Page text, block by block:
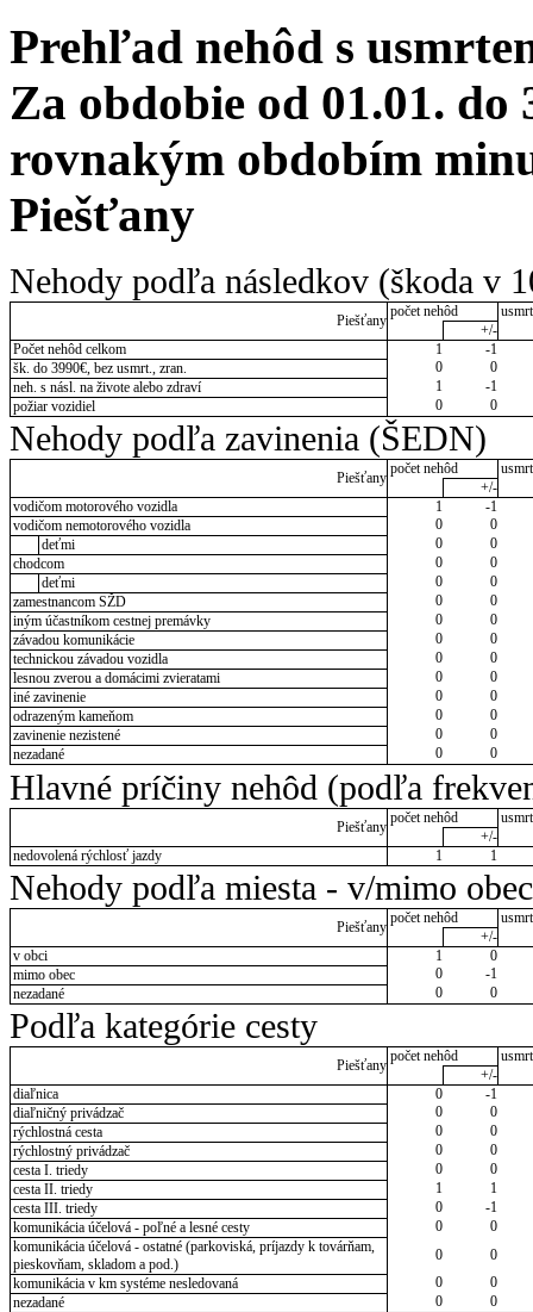
Prehľad nehôd s
Za obdobie od 01.01. do
rovnakým obdobím
Piešťany
Nehody podľa následkov (škoda v
Piešťany
počet nehôd
+/-
Počet nehôd celkom
1
-1
šk. do 3990€, bez usmrt., zran.
0
0
neh. s násl. na živote alebo zdraví
1
-1
požiar vozidiel
0 0
Nehody podľa zavinenia (ŠEDN)
Piešťany
počet nehôd
+/-
vodičom motorového vozidla
1
-1
vodičom nemotorového vozidla
0
0
deťmi
0
0
chodcom
0
0
deťmi
0
0
zamestnancom SŽD
0
0
iným účastníkom cestnej premávky
0
0
závadou komunikácie
0
0
technickou závadou vozidla
0
0
lesnou zverou a domácimi zvieratami
0
0
iné zavinenie
0
0
odrazeným kameňom
0
0
zavinenie nezistené
0
0
nezadané
0 0
Hlavné príčiny nehôd (podľa
Piešťany
počet nehôd
+/-
nedovolená rýchlosť jazdy
1 1
Nehody podľa miesta - v/mimo obec
Piešťany
počet nehôd
+/-
v obci
1
0
mimo obec
0
-1
nezadané
0 0
Podľa kategórie cesty
Piešťany
počet nehôd
+/-
diaľnica
0
-1
diaľničný privádzač
0
0
rýchlostná cesta
0
0
rýchlostný privádzač
0
0
cesta I. triedy
0
0
cesta II. triedy
1
1
cesta III. triedy
0
-1
komunikácia účelová - poľné a lesné cesty
0
0
komunikácia účelová - ostatné (parkoviská, príjazdy k továrňam,
pieskovňam, skladom a pod.)
0
0
komunikácia v km systéme nesledovaná
0
0
nezadané
0 0